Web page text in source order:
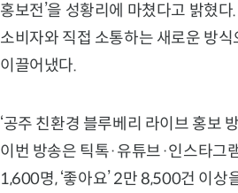
홍보전’을 성황리에 마쳤다고 밝혔
소비자와 직접 소통하는 새로운 방
이끌어냈다.
‘공주 친환경 블루베리 라이브 홍보
이번 방송은 틱톡·유튜브·인스타그
1,600명, ‘좋아요’ 2만 8,500건 이상